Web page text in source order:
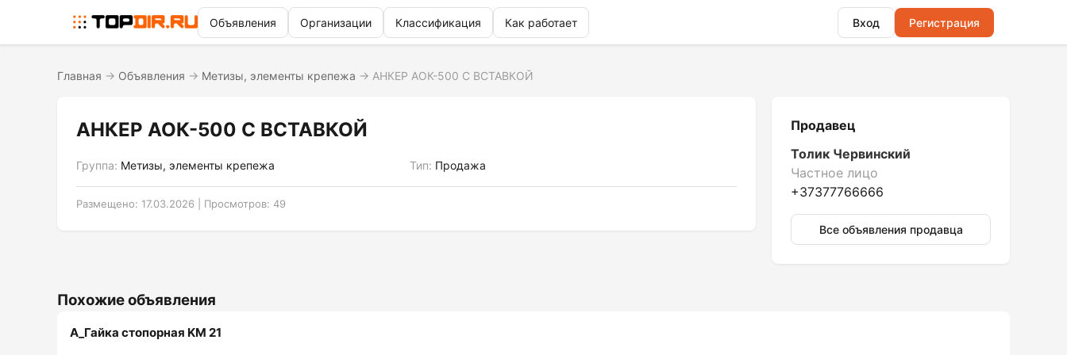
Объявления Организации Классификация Как работает Вход Регистрация
Главная → Объявления → Метизы, элементы крепежа → АНКЕР АОК-500 С ВСТАВКОЙ
АНКЕР АОК-500 С ВСТАВКОЙ
Группа: Метизы, элементы крепежа Тип: Продажа
Размещено: 17.03.2026 | Просмотров: 49
Продавец
Толик Червинский
Частное лицо
+37377766666
Все объявления продавца
Похожие объявления
A_Гайка стопорная KM 21